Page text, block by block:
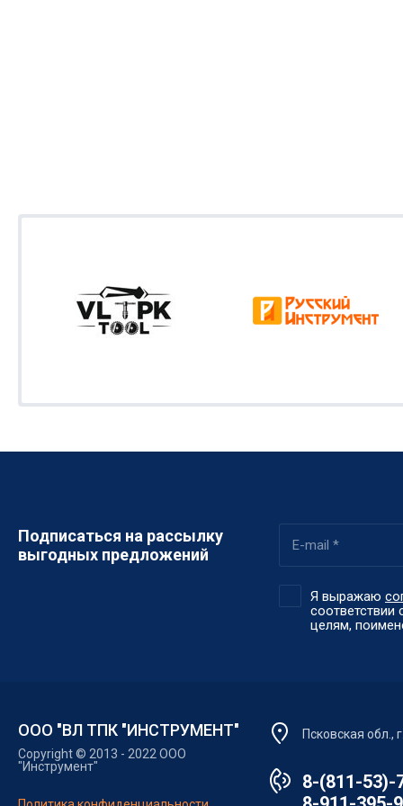
Подписаться на рассылку
выгодных предложений
Я выражаю
соответствии
целям,
ООО "ВЛ ТПК "ИНСТРУМЕНТ"
Copyright © 2013 - 2022 ООО
"Инструмент"
Псковская обл.,
8-(811-53)-